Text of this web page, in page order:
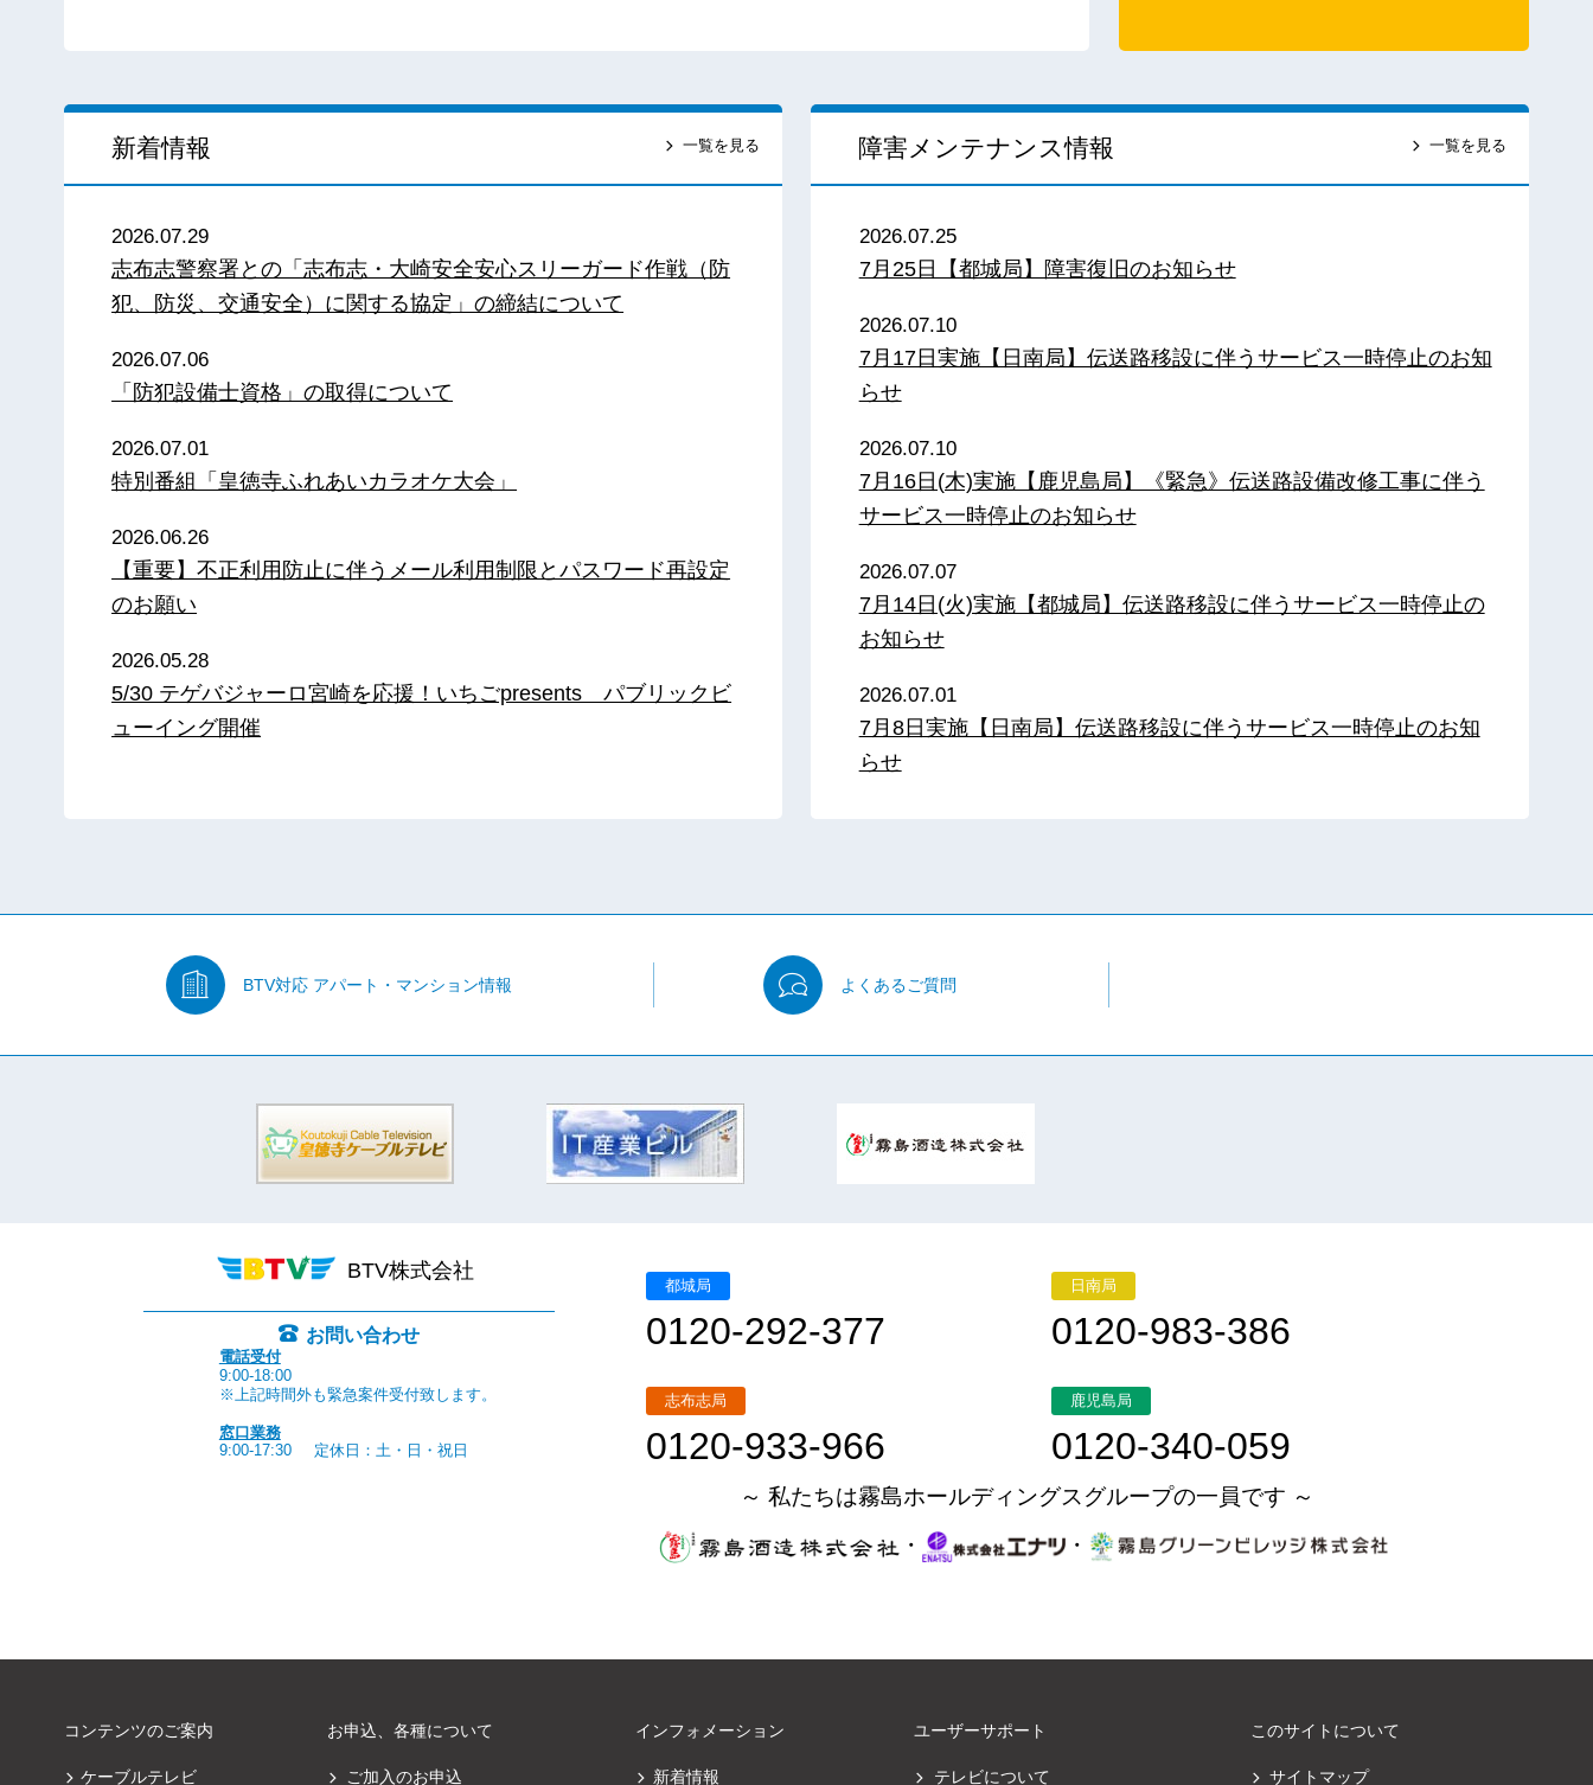
新着情報 一覧を見る
2026.07.29
志布志警察署との「志布志・大崎安全安心スリーガード作戦（防
犯、防災、交通安全）に関する協定」の締結について
2026.07.06
「防犯設備士資格」の取得について
2026.07.01
特別番組「皇徳寺ふれあいカラオケ大会」
2026.06.26
【重要】不正利用防止に伴うメール利用制限とパスワード再設定
のお願い
2026.05.28
5/30 テゲバジャーロ宮崎を応援！いちごpresents パブリックビ
ューイング開催
障害メンテナンス情報 一覧を見る
2026.07.25
7月25日【都城局】障害復旧のお知らせ
2026.07.10
7月17日実施【日南局】伝送路移設に伴うサービス一時停止のお知
らせ
2026.07.10
7月16日(木)実施【鹿児島局】《緊急》伝送路設備改修工事に伴う
サービス一時停止のお知らせ
2026.07.07
7月14日(火)実施【都城局】伝送路移設に伴うサービス一時停止の
お知らせ
2026.07.01
7月8日実施【日南局】伝送路移設に伴うサービス一時停止のお知
らせ
BTV対応 アパート・マンション情報 よくあるご質問
BTV株式会社
お問い合わせ
電話受付
9:00-18:00
※上記時間外も緊急案件受付致します。
窓口業務
9:00-17:30
定休日：土・日・祝日
都城局
0120-292-377
日南局
0120-983-386
志布志局
0120-933-966
鹿児島局
0120-340-059
～ 私たちは霧島ホールディングスグループの一員です ～
・
・
コンテンツのご案内
ケーブルテレビ
お申込、各種について
ご加入のお申込
インフォメーション
新着情報
ユーザーサポート
テレビについて
このサイトについて
サイトマップ